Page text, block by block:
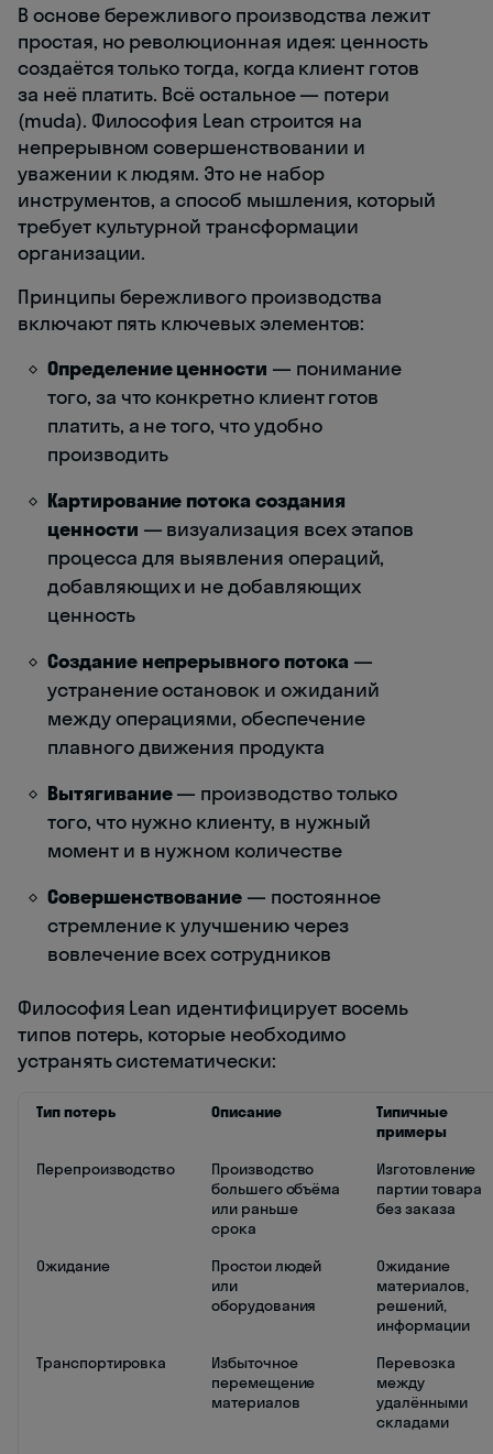
В основе бережливого производства лежит
простая, но революционная идея: ценность
создаётся только тогда, когда клиент готов
за неё платить. Всё остальное — потери
(muda). Философия Lean строится на
непрерывном совершенствовании и
уважении к людям. Это не набор
инструментов, а способ мышления, который
требует культурной трансформации
организации.
Принципы бережливого производства
включают пять ключевых элементов:
Определение ценности — понимание
того, за что конкретно клиент готов
платить, а не того, что удобно
производить
Картирование потока создания
ценности — визуализация всех этапов
процесса для выявления операций,
добавляющих и не добавляющих
ценность
Создание непрерывного потока —
устранение остановок и ожиданий
между операциями, обеспечение
плавного движения продукта
Вытягивание— производство только
того, что нужно клиенту, в нужный
момент и в нужном количестве
Совершенствование — постоянное
стремление к улучшению через
вовлечение всех сотрудников
Философия Lean идентифицирует восемь
типов потерь, которые необходимо
устранять систематически:
Тип потерь Описание
Типичные
примеры
Перепроизводство
Производство
большего объёма
или раньше
срока
Изготовление
партии товара
без заказа
Ожидание
Простои людей
или
оборудования
Ожидание
материалов,
решений,
информации
Транспортировка
Избыточное
перемещение
материалов
Перевозка
между
удалёнными
складами